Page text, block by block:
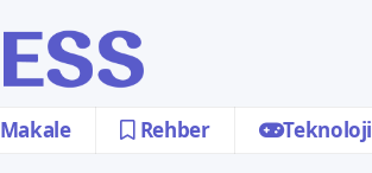
Makale Rehber Teknoloji